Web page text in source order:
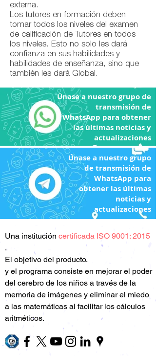
externa.
Los tutores en formación deben
tomar todos los niveles del examen
de calificación de Tutores en todos
los niveles. Esto no solo les dará
confianza en sus habilidades y
habilidades de enseñanza, sino que
también les dará Global.
Únase a nuestro grupo de
transmisión de
WhatsApp para obtener
las últimas noticias y
actualizaciones
Únase a nuestro grupo
de transmisión de
WhatsApp para
obtener las últimas
noticias y
actualizaciones
Una institución certificada ISO 9001: 2015
.
El objetivo del producto.
y el programa consiste en mejorar el poder
del cerebro de los niños a través de la
memoria de imágenes y eliminar el miedo
a las matemáticas al facilitar los cálculos
aritméticos.